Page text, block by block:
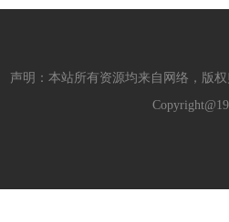
声明：本站所有资源均来自网络，版